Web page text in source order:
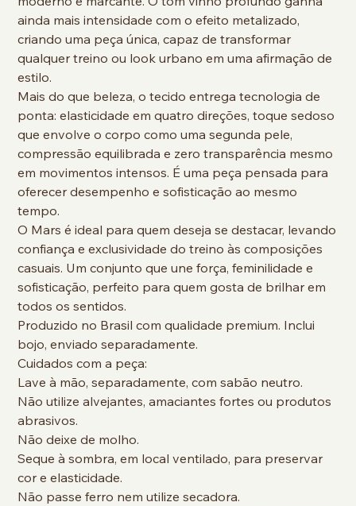
ainda mais intensidade com o efeito metalizado,
criando uma peça única, capaz de transformar
qualquer treino ou look urbano em uma afirmação de
estilo.
Mais do que beleza, o tecido entrega tecnologia de
ponta: elasticidade em quatro direções, toque sedoso
que envolve o corpo como uma segunda pele,
compressão equilibrada e zero transparência mesmo
em movimentos intensos. É uma peça pensada para
oferecer desempenho e sofisticação ao mesmo
tempo.
O Mars é ideal para quem deseja se destacar, levando
confiança e exclusividade do treino às composições
casuais. Um conjunto que une força, feminilidade e
sofisticação, perfeito para quem gosta de brilhar em
todos os sentidos.
Produzido no Brasil com qualidade premium. Inclui
bojo, enviado separadamente.
Cuidados com a peça:
Lave à mão, separadamente, com sabão neutro.
Não utilize alvejantes, amaciantes fortes ou produtos
abrasivos.
Não deixe de molho.
Seque à sombra, em local ventilado, para preservar
cor e elasticidade.
Não passe ferro nem utilize secadora.